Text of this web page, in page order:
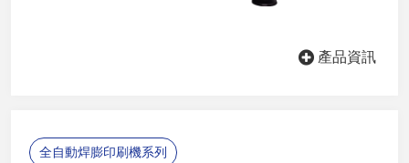
產品資訊
全自動焊膨印刷機系列